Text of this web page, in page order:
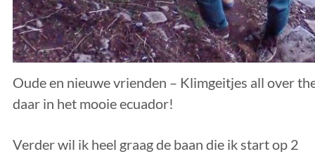
Oude en nieuwe vrienden – Klimgeitjes all over
daar in het mooie ecuador!
Verder wil ik heel graag de baan die ik start op 2